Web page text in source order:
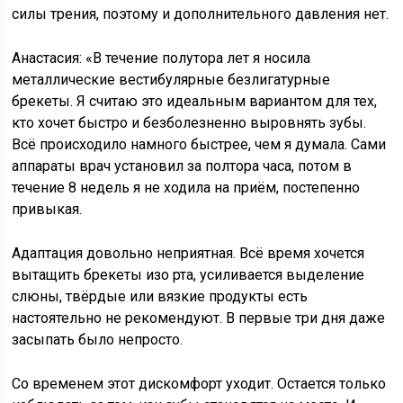
силы трения, поэтому и дополнительного давления нет.
Анастасия: «В течение полутора лет я носила
металлические вестибулярные безлигатурные
брекеты. Я считаю это идеальным вариантом для тех,
кто хочет быстро и безболезненно выровнять зубы.
Всё происходило намного быстрее, чем я думала. Сами
аппараты врач установил за полтора часа, потом в
течение 8 недель я не ходила на приём, постепенно
привыкая.
Адаптация довольно неприятная. Всё время хочется
вытащить брекеты изо рта, усиливается выделение
слюны, твёрдые или вязкие продукты есть
настоятельно не рекомендуют. В первые три дня даже
засыпать было непросто.
Со временем этот дискомфорт уходит. Остается только